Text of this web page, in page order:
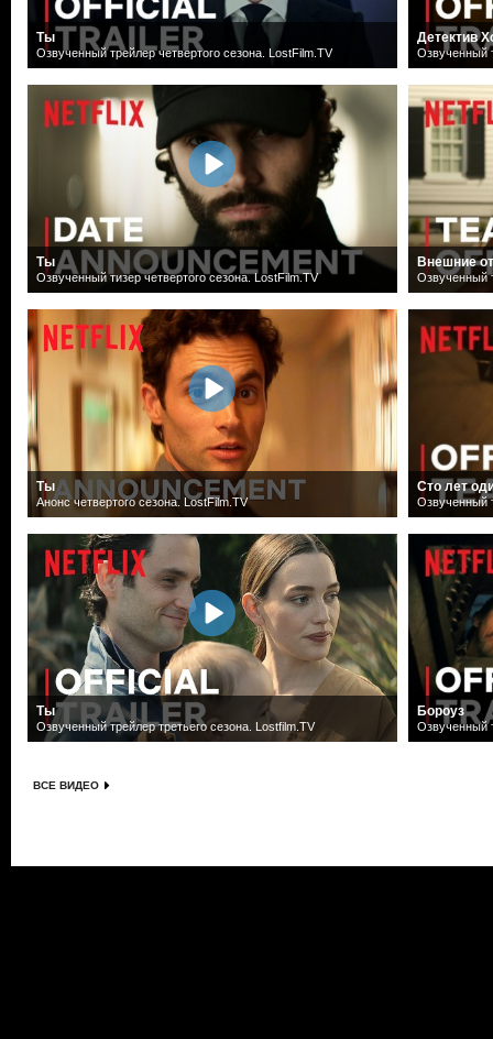
Ты
Озвученный трейлер четвертого сезона. LostFilm.TV
Ты
Озвученный тизер четвертого сезона. LostFilm.TV
Ты
Анонс четвертого сезона. LostFilm.TV
Ты
Озвученный трейлер третьего сезона. Lostfilm.TV
Детектив
Озвученный
Внешние
Озвученный
Сто лет
Озвученный
Бороуз
Озвученный
ВСЕ ВИДЕО